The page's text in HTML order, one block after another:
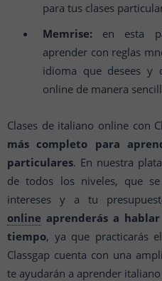
para tus clases
Memrise: en esta
aprender con reglas
idioma que desees y
online de manera
Clases de italiano online con
más completo para
particulares. En nuestra
de todos los niveles, que
intereses y a tu
online aprenderás a
tiempo, ya que practicarás
Classgap cuenta con una
te ayudarán a aprender